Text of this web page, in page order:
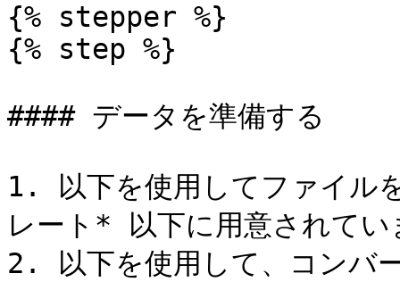
{% stepper %}
{% step %}
#### データを準備する
1. 以下を使用してファイ
レート* 以下に用意されてい
2. 以下を使用して、コンバ